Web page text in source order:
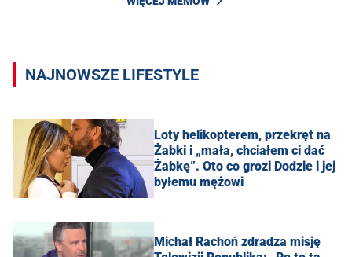
NAJNOWSZE LIFESTYLE
Loty helikopterem, przekręt na
Żabki i „mała, chciałem ci dać
Żabkę”. Oto co grozi Dodzie i jej
byłemu mężowi
Michał Rachoń zdradza misję